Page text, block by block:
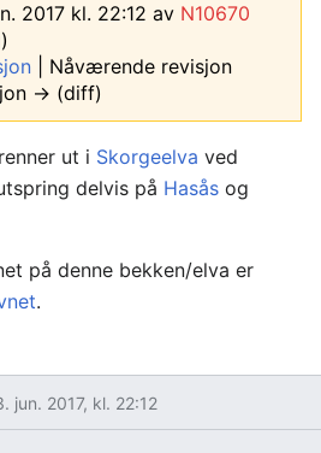
2017 kl. 22:12 av N10670
)
| Nåværende revisjon
→ (diff)
ut i Skorgeelva ved
delvis på Hasås og
på denne bekken/elva er
.
jun. 2017, kl. 22:12